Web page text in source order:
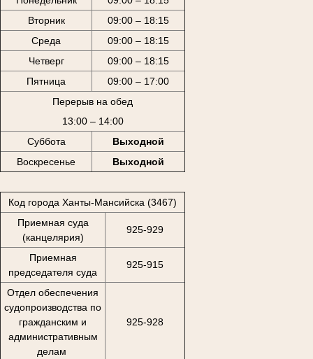
Вторник
09:00 – 18:15
Среда
09:00 – 18:15
Четверг
09:00 – 18:15
Пятница
09:00 – 17:00
Перерыв на обед
13:00 – 14:00
Суббота
Выходной
Воскресенье
Выходной
Код города Ханты-Мансийска (3467)
Приемная суда
(канцелярия)
925-929
Приемная
председателя суда
925-915
Отдел обеспечения
судопроизводства по
гражданским и
административным
делам
925-928